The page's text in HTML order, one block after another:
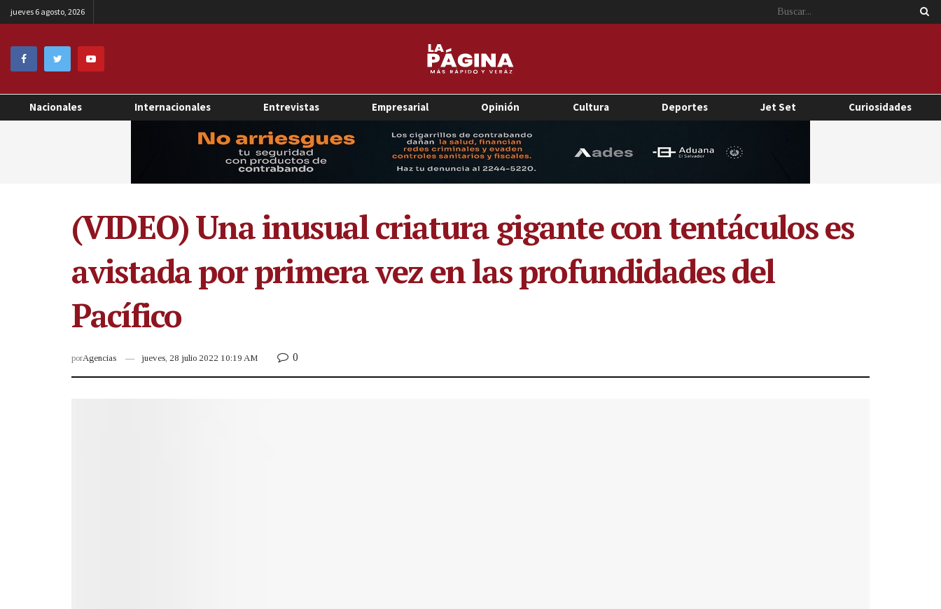
jueves 6 agosto, 2026
Nacionales Internacionales Entrevistas Empresarial Opinión Cultura Deportes Jet Set Curiosidades
(VIDEO) Una inusual criatura gigante con tentáculos es
avistada por primera vez en las profundidades del
Pacífico
porAgencias jueves, 28 julio 2022 10:19 AM 0